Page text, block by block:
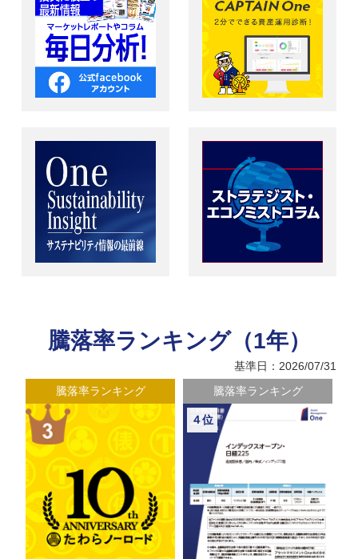
騰落率ランキング（1年）
基準日：2026/07/31
騰落率ランキング 騰落率ランキング
４位